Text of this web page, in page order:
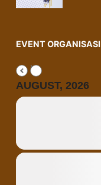
EVENT ORGANISASI
AUGUST, 2026